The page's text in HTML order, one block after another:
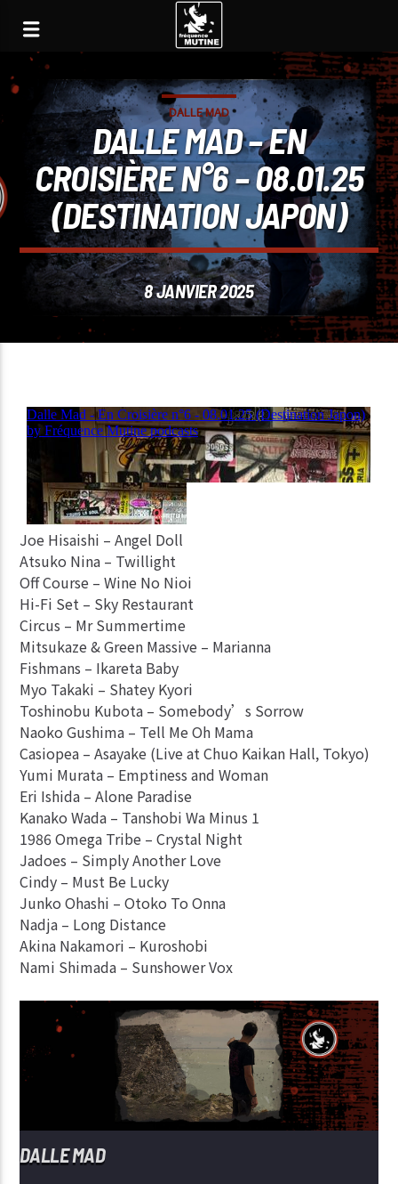
DALLE MAD
DALLE MAD – EN
CROISIÈRE N°6 – 08.01.25
(DESTINATION JAPON)
8 JANVIER 2025
Joe Hisaishi – Angel Doll
Atsuko Nina – Twillight
Off Course – Wine No Nioi
Hi-Fi Set – Sky Restaurant
Circus – Mr Summertime
Mitsukaze & Green Massive – Marianna
Fishmans – Ikareta Baby
Myo Takaki – Shatey Kyori
Toshinobu Kubota – Somebody’s Sorrow
Naoko Gushima – Tell Me Oh Mama
Casiopea – Asayake (Live at Chuo Kaikan Hall, Tokyo)
Yumi Murata – Emptiness and Woman
Eri Ishida – Alone Paradise
Kanako Wada – Tanshobi Wa Minus 1
1986 Omega Tribe – Crystal Night
Jadoes – Simply Another Love
Cindy – Must Be Lucky
Junko Ohashi – Otoko To Onna
Nadja – Long Distance
Akina Nakamori – Kuroshobi
Nami Shimada – Sunshower Vox
DALLE MAD